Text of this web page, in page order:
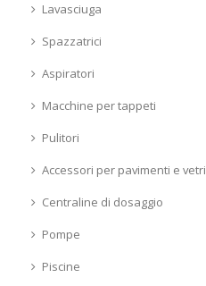
Lavasciuga
Spazzatrici
Aspiratori
Macchine per tappeti
Pulitori
Accessori per pavimenti e vetri
Centraline di dosaggio
Pompe
Piscine